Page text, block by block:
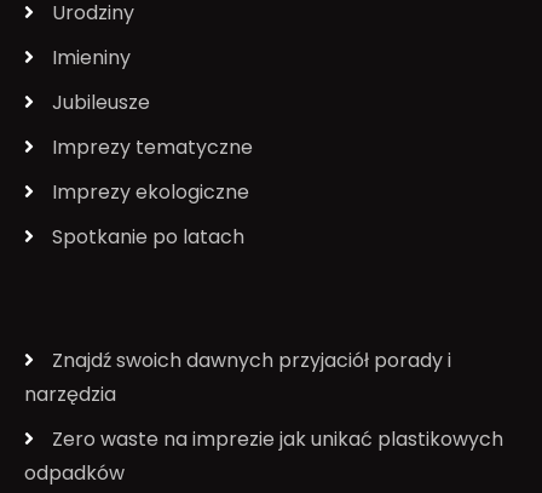
Urodziny
Imieniny
Jubileusze
Imprezy tematyczne
Imprezy ekologiczne
Spotkanie po latach
Znajdź swoich dawnych przyjaciół porady i
narzędzia
Zero waste na imprezie jak unikać plastikowych
odpadków